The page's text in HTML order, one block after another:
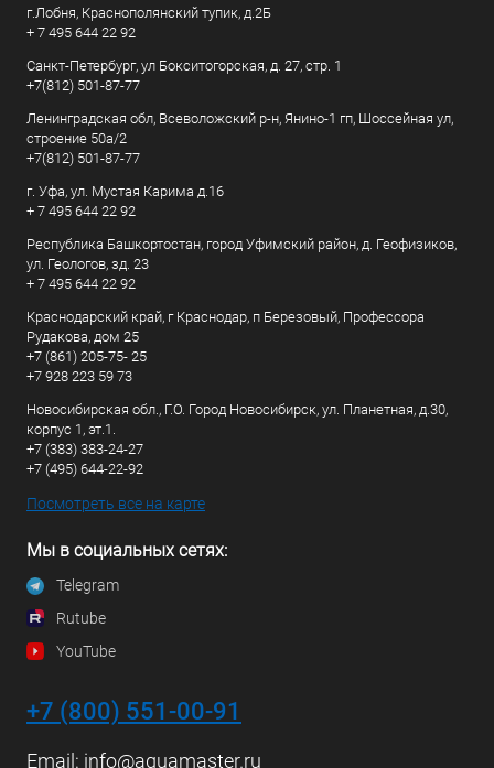
г.Лобня, Краснополянский тупик, д.2Б
+ 7 495 644 22 92
Санкт-Петербург, ул Бокситогорская, д. 27, стр. 1
+7(812) 501-87-77
Ленинградская обл, Всеволожский р-н, Янино-1 гп, Шоссейная ул,
строение 50а/2
+7(812) 501-87-77
г. Уфа, ул. Мустая Карима д.16
+ 7 495 644 22 92
Республика Башкортостан, город Уфимский район, д. Геофизиков,
ул. Геологов, зд. 23
+ 7 495 644 22 92
Краснодарский край, г Краснодар, п Березовый, Профессора
Рудакова, дом 25
+7 (861) 205-75- 25
+7 928 223 59 73
Новосибирская обл., Г.О. Город Новосибирск, ул. Планетная, д.30,
корпус 1, эт.1.
+7 (383) 383-24-27
+7 (495) 644-22-92
Посмотреть все на карте
Мы в социальных сетях:
Telegram
Rutube
YouTube
+7 (800) 551-00-91
Email: info@aquamaster.ru